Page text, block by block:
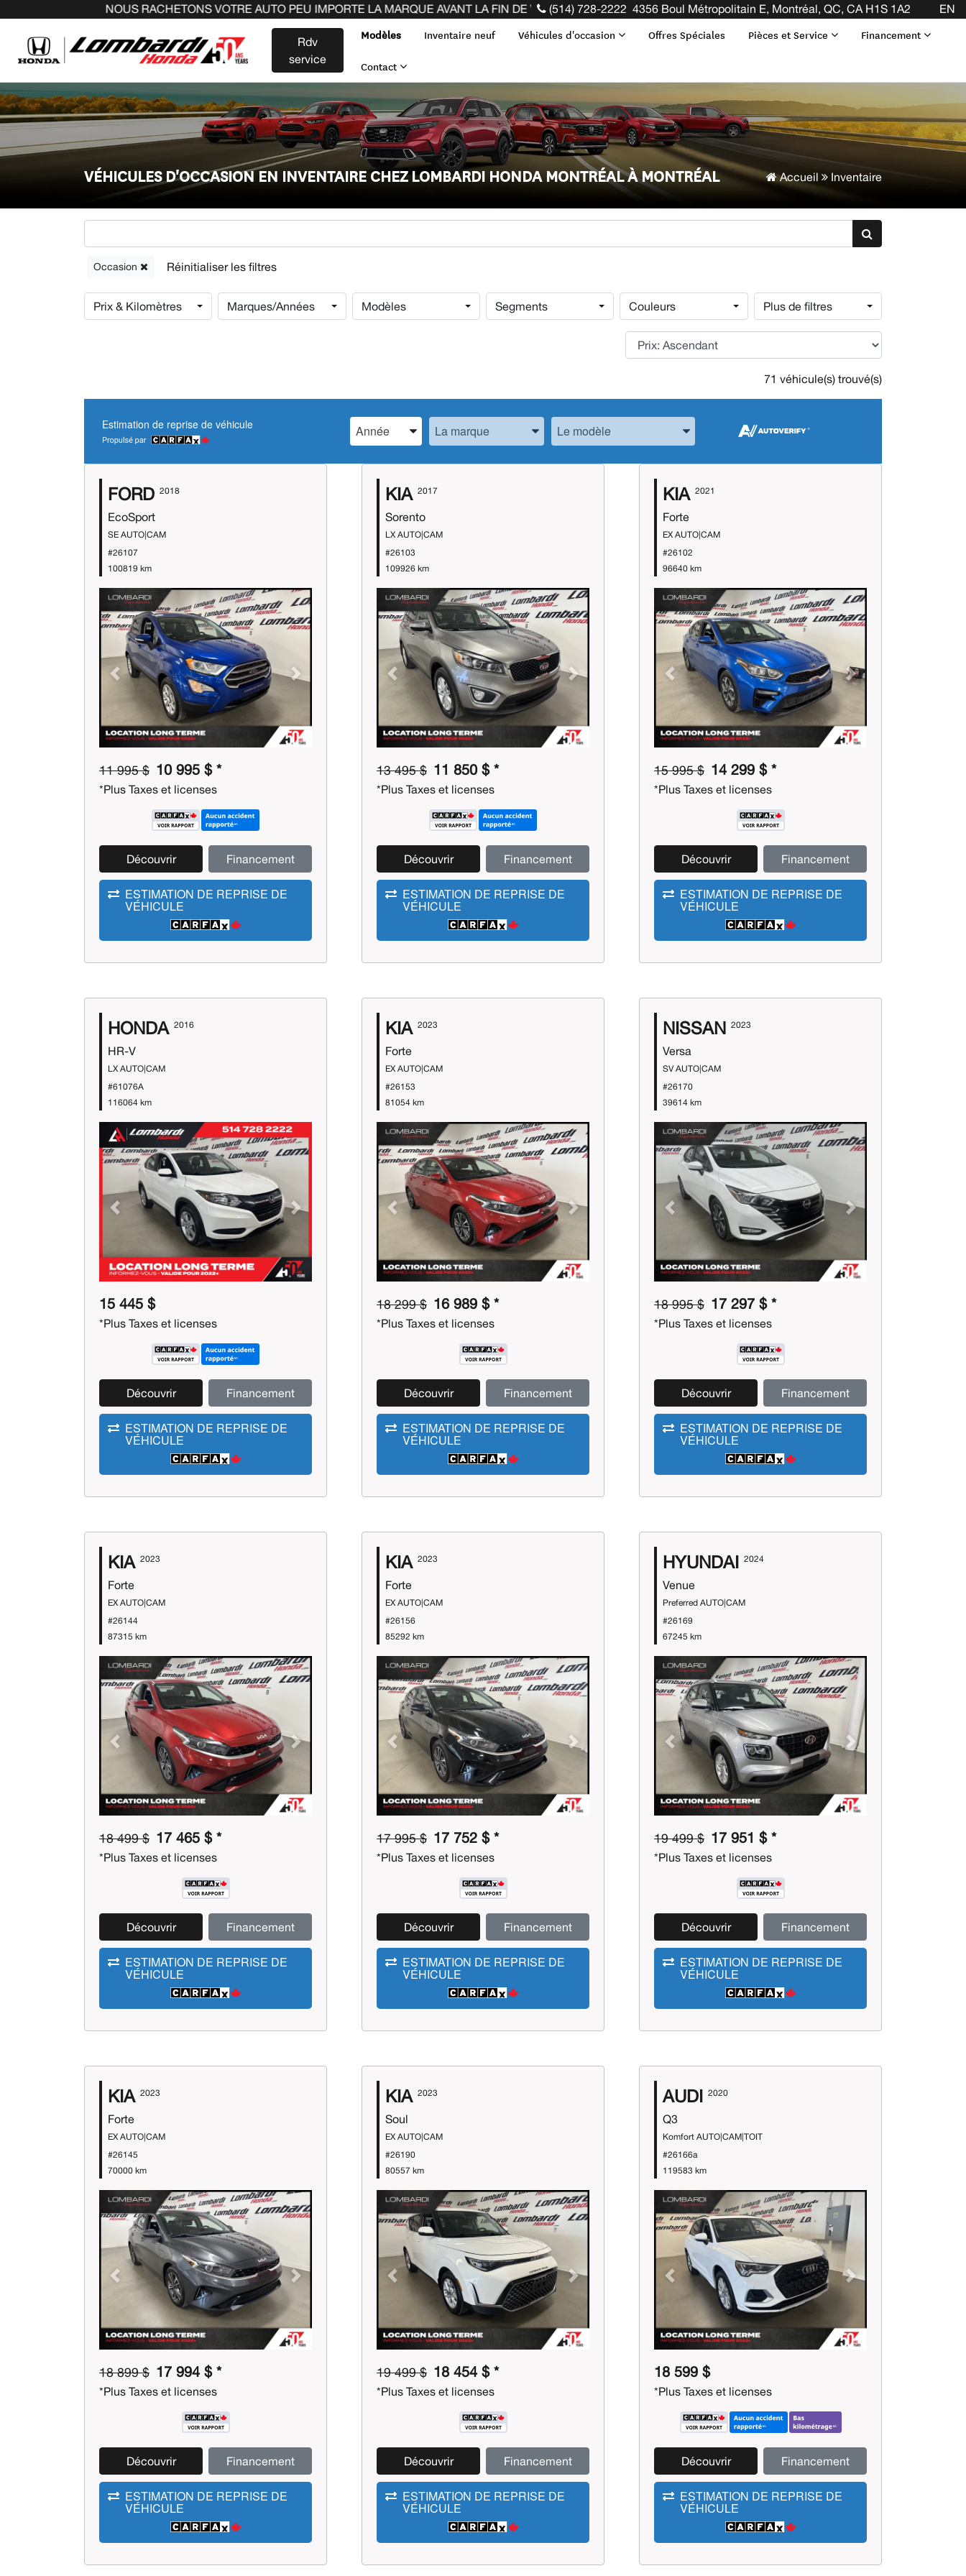
NOUS RACHETONS VOTRE AUTO PEU IMPORTE LA MARQUE AVANT LA FIN DE VOTRE BAIL ! CLIQUEZ ICI
(514) 728-2222 4356 Boul Métropolitain E, Montréal, QC, CA H1S 1A2 EN
Rdv
service
Modèles Inventaire neuf Véhicules d'occasion Offres Spéciales Pièces et Service Financement
Contact
Accueil Inventaire
VÉHICULES D'OCCASION EN INVENTAIRE CHEZ LOMBARDI HONDA MONTRÉAL À MONTRÉAL
Occasion
Prix & Kilomètres Marques/Années Modèles Segments Couleurs Plus de filtres
71 véhicule(s) trouvé(s)
Estimation de reprise de véhicule Spécifiez l’Année, la Marque et le Modèle
Spécifiez l’Année, la Marque et le ModèleSpécifiez l’Année, la Marque et le Modèle
FORD 2018
EcoSport
SE AUTO|CAM
#26107
100819 km
Previous Next
11 995 $ 10 995 $ *
*Plus Taxes et licenses
Découvrir Financement
ESTIMATION DE REPRISE DE
VÉHICULE
KIA 2017
Sorento
LX AUTO|CAM
#26103
109926 km
Previous Next
13 495 $ 11 850 $ *
*Plus Taxes et licenses
Découvrir Financement
ESTIMATION DE REPRISE DE
VÉHICULE
KIA 2021
Forte
EX AUTO|CAM
#26102
96640 km
Previous Next
15 995 $ 14 299 $ *
*Plus Taxes et licenses
Découvrir Financement
ESTIMATION DE REPRISE DE
VÉHICULE
HONDA 2016
HR-V
LX AUTO|CAM
#61076A
116064 km
Previous Next
15 445 $
*Plus Taxes et licenses
Découvrir Financement
ESTIMATION DE REPRISE DE
VÉHICULE
KIA 2023
Forte
EX AUTO|CAM
#26153
81054 km
Previous Next
18 299 $ 16 989 $ *
*Plus Taxes et licenses
Découvrir Financement
ESTIMATION DE REPRISE DE
VÉHICULE
NISSAN 2023
Versa
SV AUTO|CAM
#26170
39614 km
Previous Next
18 995 $ 17 297 $ *
*Plus Taxes et licenses
Découvrir Financement
ESTIMATION DE REPRISE DE
VÉHICULE
KIA 2023
Forte
EX AUTO|CAM
#26144
87315 km
Previous Next
18 499 $ 17 465 $ *
*Plus Taxes et licenses
Découvrir Financement
ESTIMATION DE REPRISE DE
VÉHICULE
KIA 2023
Forte
EX AUTO|CAM
#26156
85292 km
Previous Next
17 995 $ 17 752 $ *
*Plus Taxes et licenses
Découvrir Financement
ESTIMATION DE REPRISE DE
VÉHICULE
HYUNDAI 2024
Venue
Preferred AUTO|CAM
#26169
67245 km
Previous Next
19 499 $ 17 951 $ *
*Plus Taxes et licenses
Découvrir Financement
ESTIMATION DE REPRISE DE
VÉHICULE
KIA 2023
Forte
EX AUTO|CAM
#26145
70000 km
Previous Next
18 899 $ 17 994 $ *
*Plus Taxes et licenses
Découvrir Financement
ESTIMATION DE REPRISE DE
VÉHICULE
KIA 2023
Soul
EX AUTO|CAM
#26190
80557 km
Previous Next
19 499 $ 18 454 $ *
*Plus Taxes et licenses
Découvrir Financement
ESTIMATION DE REPRISE DE
VÉHICULE
AUDI 2020
Q3
Komfort AUTO|CAM|TOIT
#26166a
119583 km
Previous Next
18 599 $
*Plus Taxes et licenses
Découvrir Financement
ESTIMATION DE REPRISE DE
VÉHICULE